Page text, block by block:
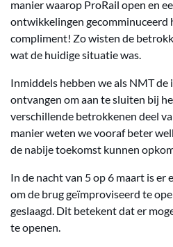
manier waarop ProRail open en
ontwikkelingen gecomminuceerd
compliment! Zo wisten de
wat de huidige situatie was.
Inmiddels hebben we als NMT
ontvangen om aan te sluiten bij
verschillende betrokkenen deel
manier weten we vooraf beter
de nabije toekomst kunnen
In de nacht van 5 op 6 maart is er
om de brug geïmproviseerd te
geslaagd. Dit betekent dat er
te openen.